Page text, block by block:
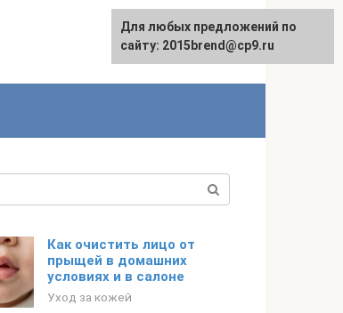
Как очистить лицо от
прыщей в домашних
условиях и в салоне
Уход за кожей
Для любых предложений по
сайту: 2015brend@cp9.ru